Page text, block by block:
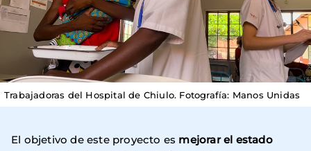
Trabajadoras del Hospital de Chiulo. Fotografía: Manos Unidas
El objetivo de este proyecto es mejorar el estado